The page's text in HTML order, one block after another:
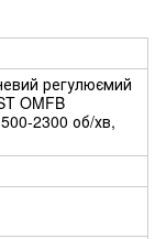
регулюємий
OMFB
2300 об/хв,